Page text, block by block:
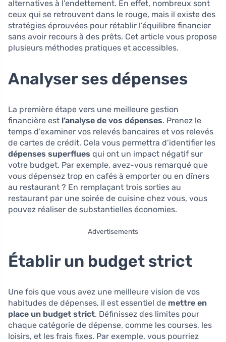
alternatives à l’endettement. En effet, nombreux sont
ceux qui se retrouvent dans le rouge, mais il existe des
stratégies éprouvées pour rétablir l’équilibre financier
sans avoir recours à des prêts. Cet article vous propose
plusieurs méthodes pratiques et accessibles.
Analyser ses dépenses
La première étape vers une meilleure gestion
financière est l’analyse de vos dépenses. Prenez le
temps d’examiner vos relevés bancaires et vos relevés
de cartes de crédit. Cela vous permettra d’identifier les
dépenses superflues qui ont un impact négatif sur
votre budget. Par exemple, avez-vous remarqué que
vous dépensez trop en cafés à emporter ou en dîners
au restaurant ? En remplaçant trois sorties au
restaurant par une soirée de cuisine chez vous, vous
pouvez réaliser de substantielles économies.
Advertisements
Établir un budget strict
Une fois que vous avez une meilleure vision de vos
habitudes de dépenses, il est essentiel de mettre en
place un budget strict. Définissez des limites pour
chaque catégorie de dépense, comme les courses, les
loisirs, et les frais fixes. Par exemple, vous pourriez